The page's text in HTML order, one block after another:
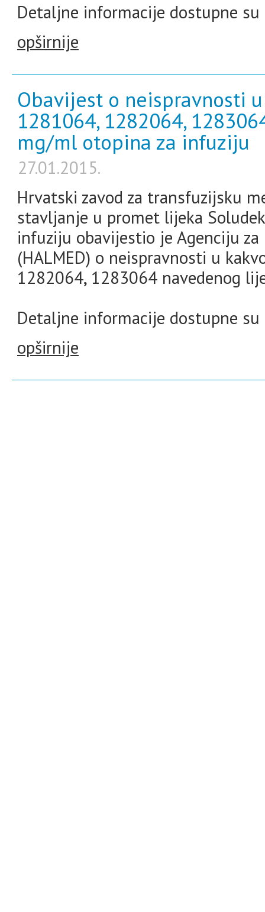
Detaljne informacije dostupne
opširnije
Obavijest o neispravnosti
1281064, 1282064,
mg/ml otopina za infuziju
27.01.2015.
Hrvatski zavod za transfuzijsku
stavljanje u promet lijeka
infuziju obavijestio je Agenciju
(HALMED) o neispravnosti u
1282064, 1283064 navedenog
Detaljne informacije dostupne
opširnije